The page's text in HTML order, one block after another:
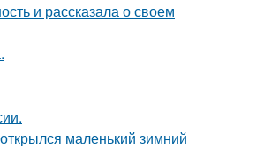
и рассказала о своем
маленький зимний